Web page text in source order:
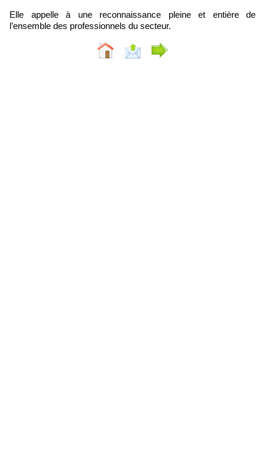
Elle appelle à une reconnaissance pleine et entière de
l’ensemble des professionnels du secteur.